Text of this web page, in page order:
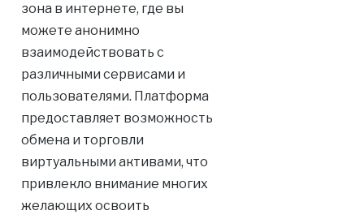
зона в интернете, где вы
можете анонимно
взаимодействовать с
различными сервисами и
пользователями. Платформа
предоставляет возможность
обмена и торговли
виртуальными активами, что
привлекло внимание многих
желающих освоить